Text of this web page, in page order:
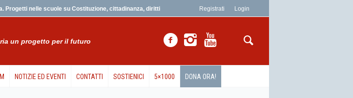
Registrati Login
Progetti nelle scuole su Costituzione, cittadinanza, diritti
un progetto per il futuro
NOTIZIE ED EVENTI CONTATTI SOSTIENICI 5×1000 DONA ORA!